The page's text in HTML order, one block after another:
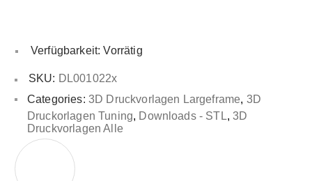
Verfügbarkeit: Vorrätig
SKU: DL001022x
Categories: 3D Druckvorlagen Largeframe, 3D
Druckorlagen Tuning, Downloads - STL,3D
Druckvorlagen Alle